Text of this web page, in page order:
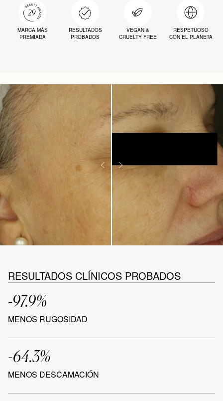
MARCA MÁS
PREMIADA
RESULTADOS
PROBADOS
VEGAN &
CRUELTY FREE
RESPETUOSO
CON EL PLANETA
RESULTADOS CLÍNICOS PROBADOS
-97.9%
MENOS RUGOSIDAD
-64.3%
MENOS DESCAMACIÓN